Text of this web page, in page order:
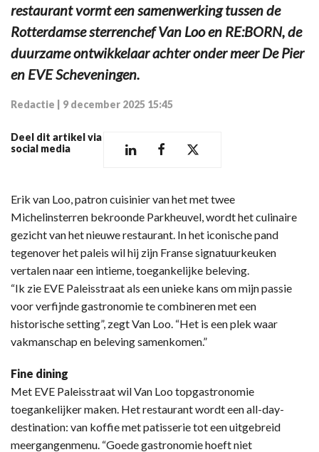
restaurant vormt een samenwerking tussen de
Rotterdamse sterrenchef Van Loo en RE:BORN, de
duurzame ontwikkelaar achter onder meer De Pier
en EVE Scheveningen.
Redactie 9 december 2025 15:45
Deel dit artikel via
social media
Erik van Loo, patron cuisinier van het met twee
Michelinsterren bekroonde Parkheuvel, wordt het culinaire
gezicht van het nieuwe restaurant. In het iconische pand
tegenover het paleis wil hij zijn Franse signatuurkeuken
vertalen naar een intieme, toegankelijke beleving.
“Ik zie EVE Paleisstraat als een unieke kans om mijn passie
voor verfijnde gastronomie te combineren met een
historische setting”, zegt Van Loo. “Het is een plek waar
vakmanschap en beleving samenkomen.”
Fine dining
Met EVE Paleisstraat wil Van Loo topgastronomie
toegankelijker maken. Het restaurant wordt een all-day-
destination: van koffie met patisserie tot een uitgebreid
meer­gangenmenu. “Goede gastronomie hoeft niet